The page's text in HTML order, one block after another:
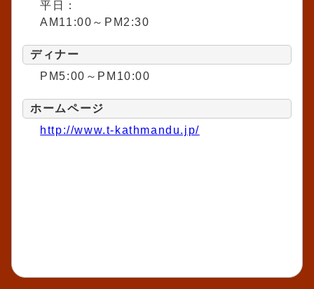
平日：
AM11:00～PM2:30
ディナー
PM5:00～PM10:00
ホームページ
http://www.t-kathmandu.jp/